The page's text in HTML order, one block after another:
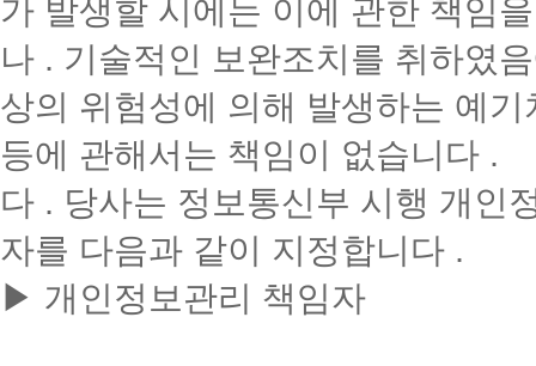
가 발생할 시에는 이에 관한 책임
나 . 기술적인 보완조치를 취하였
상의 위험성에 의해 발생하는 예
등에 관해서는 책임이 없습니다 .
다 . 당사는 정보통신부 시행 개인
자를 다음과 같이 지정합니다 .
▶ 개인정보관리 책임자